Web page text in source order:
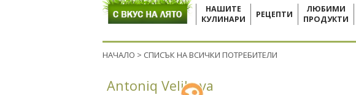
НАШИТЕ
КУЛИНАРИ
РЕЦЕПТИ
ЛЮБИМИ
ПРОДУКТИ
НАЧАЛО > СПИСЪК НА ВСИЧКИ ПОТРЕБИТЕЛИ
Antoniq Velikova